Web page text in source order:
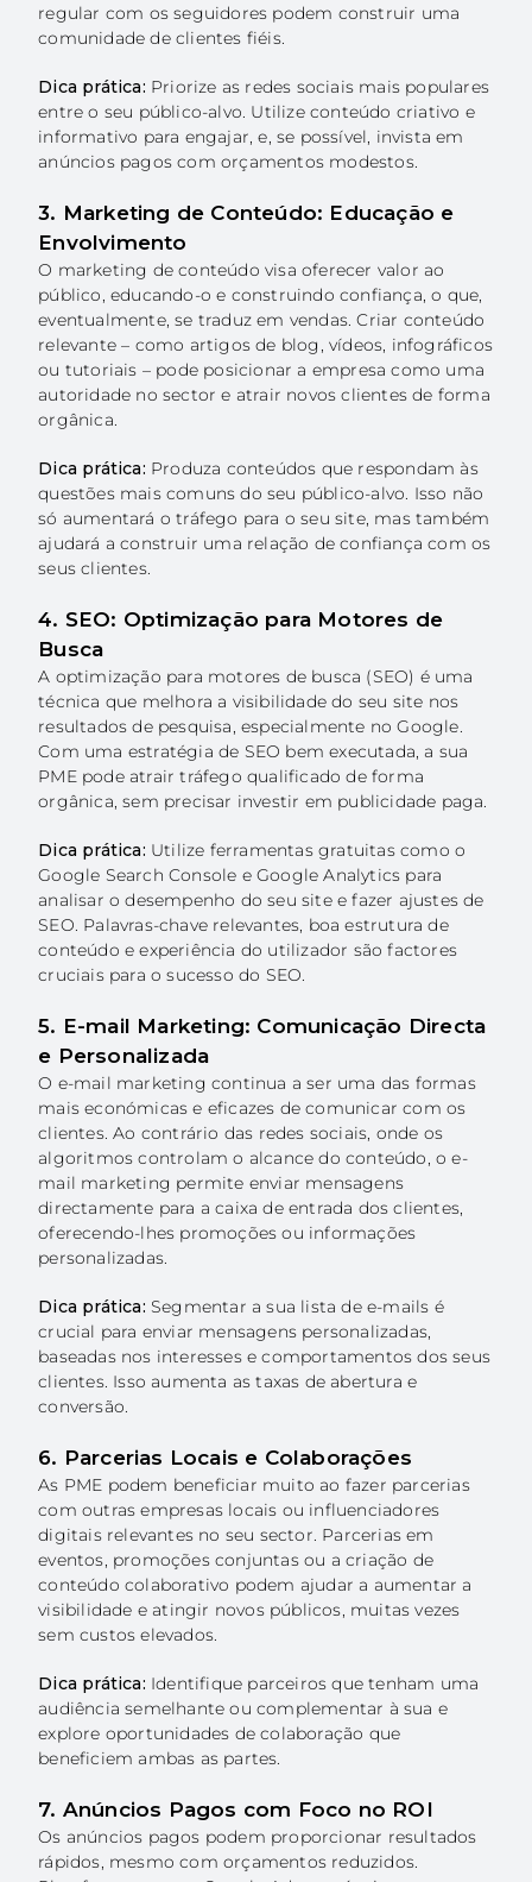
regular com os seguidores podem construir uma
comunidade de clientes fiéis.
Dica prática: Priorize as redes sociais mais populares
entre o seu público-alvo. Utilize conteúdo criativo e
informativo para engajar, e, se possível, invista em
anúncios pagos com orçamentos modestos.
3. Marketing de Conteúdo: Educação e
Envolvimento
O marketing de conteúdo visa oferecer valor ao
público, educando-o e construindo confiança, o que,
eventualmente, se traduz em vendas. Criar conteúdo
relevante – como artigos de blog, vídeos, infográficos
ou tutoriais – pode posicionar a empresa como uma
autoridade no sector e atrair novos clientes de forma
orgânica.
Dica prática: Produza conteúdos que respondam às
questões mais comuns do seu público-alvo. Isso não
só aumentará o tráfego para o seu site, mas também
ajudará a construir uma relação de confiança com os
seus clientes.
4. SEO: Optimização para Motores de
Busca
A optimização para motores de busca (SEO) é uma
técnica que melhora a visibilidade do seu site nos
resultados de pesquisa, especialmente no Google.
Com uma estratégia de SEO bem executada, a sua
PME pode atrair tráfego qualificado de forma
orgânica, sem precisar investir em publicidade paga.
Dica prática: Utilize ferramentas gratuitas como o
Google Search Console e Google Analytics para
analisar o desempenho do seu site e fazer ajustes de
SEO. Palavras-chave relevantes, boa estrutura de
conteúdo e experiência do utilizador são factores
cruciais para o sucesso do SEO.
5. E-mail Marketing: Comunicação Directa
e Personalizada
O e-mail marketing continua a ser uma das formas
mais económicas e eficazes de comunicar com os
clientes. Ao contrário das redes sociais, onde os
algoritmos controlam o alcance do conteúdo, o e-
mail marketing permite enviar mensagens
directamente para a caixa de entrada dos clientes,
oferecendo-lhes promoções ou informações
personalizadas.
Dica prática: Segmentar a sua lista de e-mails é
crucial para enviar mensagens personalizadas,
baseadas nos interesses e comportamentos dos seus
clientes. Isso aumenta as taxas de abertura e
conversão.
6. Parcerias Locais e Colaborações
As PME podem beneficiar muito ao fazer parcerias
com outras empresas locais ou influenciadores
digitais relevantes no seu sector. Parcerias em
eventos, promoções conjuntas ou a criação de
conteúdo colaborativo podem ajudar a aumentar a
visibilidade e atingir novos públicos, muitas vezes
sem custos elevados.
Dica prática: Identifique parceiros que tenham uma
audiência semelhante ou complementar à sua e
explore oportunidades de colaboração que
beneficiem ambas as partes.
7. Anúncios Pagos com Foco no ROI
Os anúncios pagos podem proporcionar resultados
rápidos, mesmo com orçamentos reduzidos.